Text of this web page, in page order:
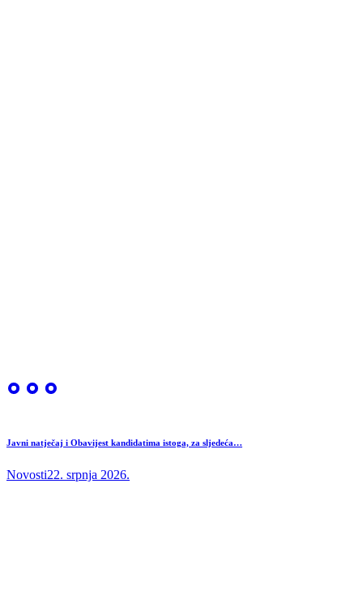
Javni natječaj i Obavijest kandidatima istoga, za sljedeća…
Novosti22. srpnja 2026.